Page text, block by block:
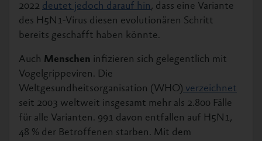
2022 deutet jedoch darauf hin, dass eine Variante
des H5N1-Virus diesen evolutionären Schritt
bereits geschafft haben könnte.
Auch Menschen infizieren sich gelegentlich mit
Vogelgrippeviren. Die
Weltgesundheitsorganisation (WHO) verzeichnet
seit 2003 weltweit insgesamt mehr als 2.800 Fälle
für alle Varianten. 991 davon entfallen auf H5N1,
48 % der Betroffenen starben. Mit dem